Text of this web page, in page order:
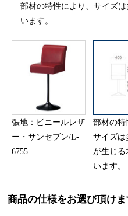
部材の特性により、サイズ
います。
張地：ビニールレザ
ー・サンセブン/L-
6755
部材の特
サイズは
が生じる
います。
商品の仕様をお選び頂け